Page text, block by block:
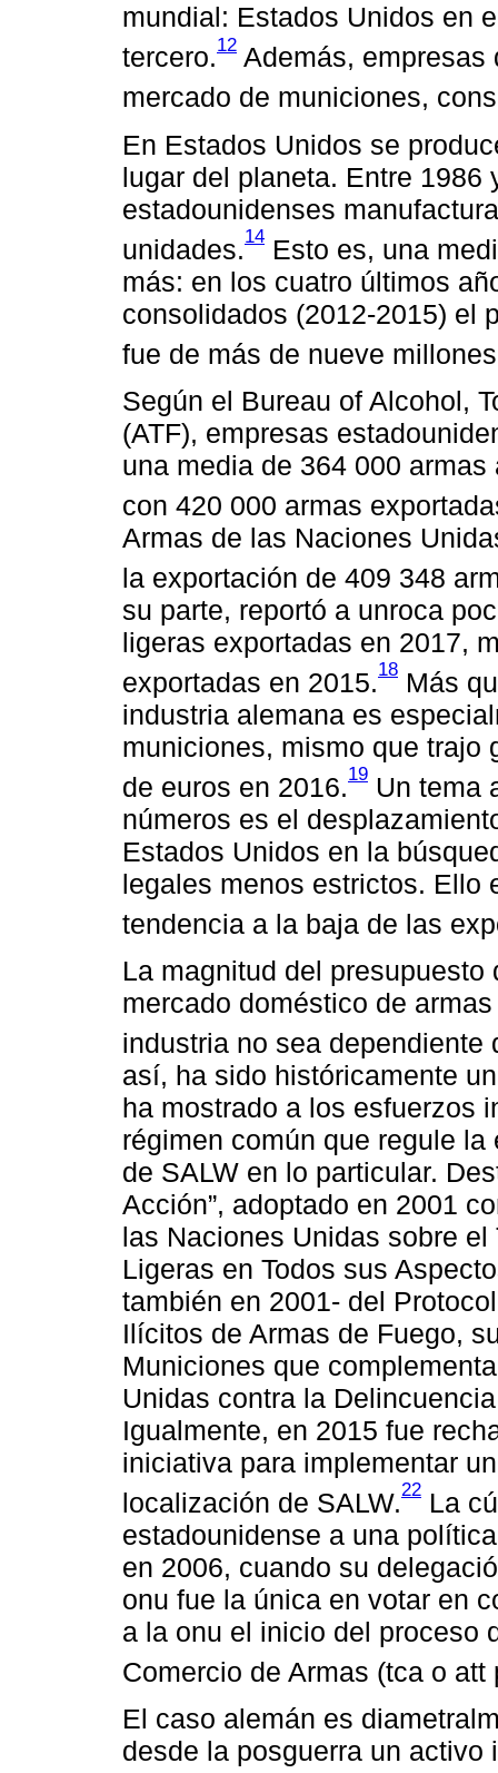
mundial: Estados Unidos en
tercero.12 Además, empresas
mercado de municiones,
En Estados Unidos se
lugar del planeta. Entre 1986
estadounidenses
unidades.14 Esto es, una
más: en los cuatro últimos
consolidados (2012-2015) el
fue de más de nueve
Según el Bureau of Alcohol,
(ATF), empresas
una media de 364 000
con 420 000 armas
Armas de las Naciones
la exportación de 409 348
su parte, reportó a unroca
ligeras exportadas en 2017,
exportadas en 2015.18 Más
industria alemana es
municiones, mismo que trajo
de euros en 2016.19 Un tema
números es el
Estados Unidos en la
legales menos estrictos. Ello
tendencia a la baja de las
La magnitud del
mercado doméstico de
industria no sea dependiente
así, ha sido históricamente
ha mostrado a los esfuerzos
régimen común que regule
de SALW en lo particular.
Acción”, adoptado en 2001
las Naciones Unidas sobre
Ligeras en Todos sus
también en 2001- del
Ilícitos de Armas de Fuego,
Municiones que
Unidas contra la
Igualmente, en 2015 fue
iniciativa para implementar
localización de SALW.22 La
estadounidense a una
en 2006, cuando su
onu fue la única en votar en
a la onu el inicio del proceso
Comercio de Armas (tca o
El caso alemán es
desde la posguerra un